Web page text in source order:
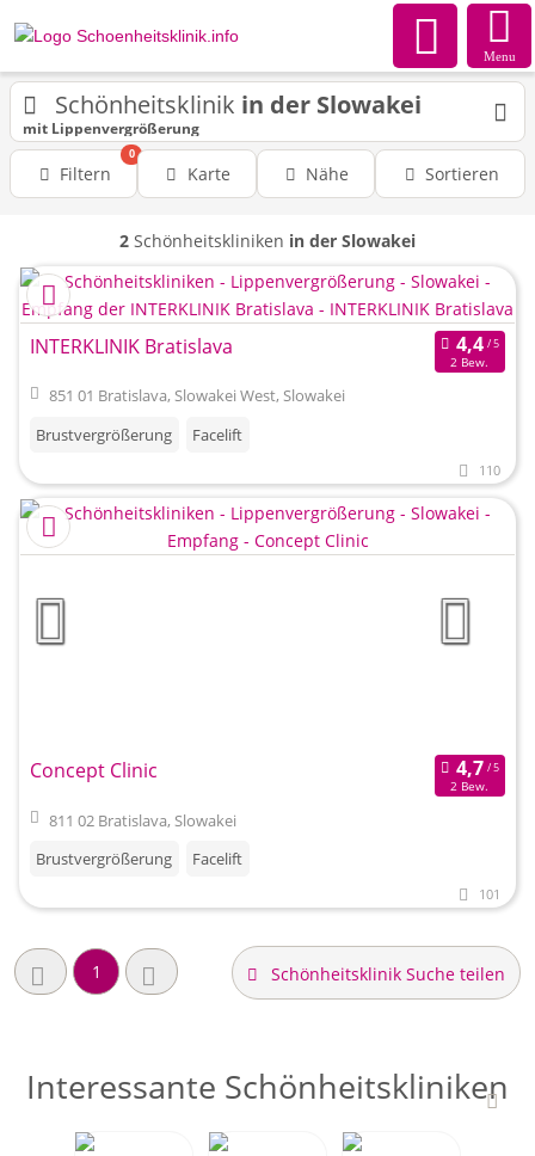
Menu
Schönheitsklinik in der Slowakei
mit Lippenvergrößerung
Filtern
0
Karte Nähe Sortieren
2 Schönheitskliniken in der Slowakei
INTERKLINIK Bratislava
2 Bew.
851 01 Bratislava, Slowakei West, Slowakei
Brustvergrößerung
Facelift
110
Concept Clinic
2 Bew.
811 02 Bratislava, Slowakei
Brustvergrößerung
Facelift
101
1 Schönheitsklinik Suche teilen
Interessante Schönheitskliniken